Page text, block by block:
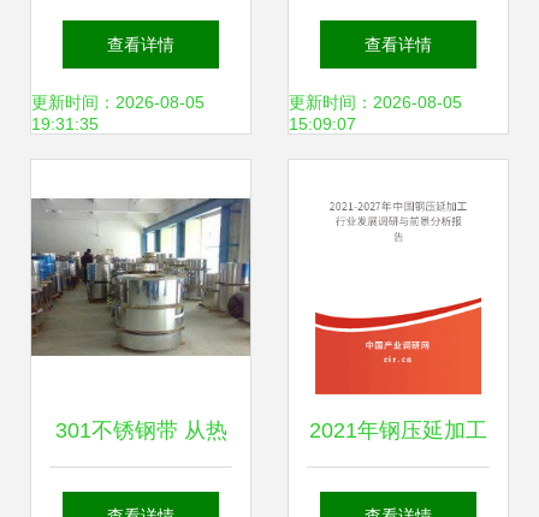
工定做鹤岗】-
查看详情
更新时间：2026-08-05
19:31:35
与厂家 钢压延加工
的专业解析
查看详情
更新时间：2026-08-05
15:09:07
301不锈钢带 从热
轧到超薄压延的全
2021年钢压延加工
行业发展前景分析